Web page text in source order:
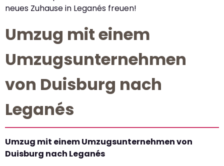
neues Zuhause in Leganés freuen!
Umzug mit einem
Umzugsunternehmen
von Duisburg nach
Leganés
Umzug mit einem Umzugsunternehmen von
Duisburg nach Leganés